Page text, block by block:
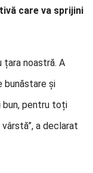
care va sprijini
țara noastră. A
bunăstare și
bun, pentru toți
a declarat